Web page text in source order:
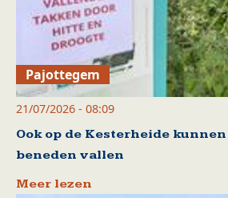
Pajottegem
21/07/2026 - 08:09
Ook op de Kesterheide
beneden vallen
Meer lezen